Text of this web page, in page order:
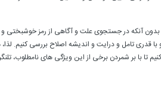
بدون آنکه در جستجوی علت و آگاهی از رمز
با قدری تامل و درایت و اندیشه اصلاح بررسی کنیم.
بر شمردن برخی از این ویژگی های نامطلوب،